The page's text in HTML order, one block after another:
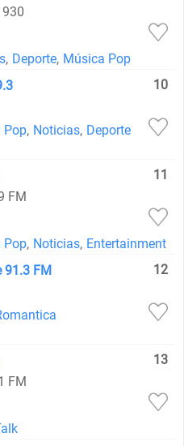
, Deporte, Música Pop
10
Pop, Noticias, Deporte
11
FM
Pop, Noticias, Entertainment
91.3 FM
12
13
FM